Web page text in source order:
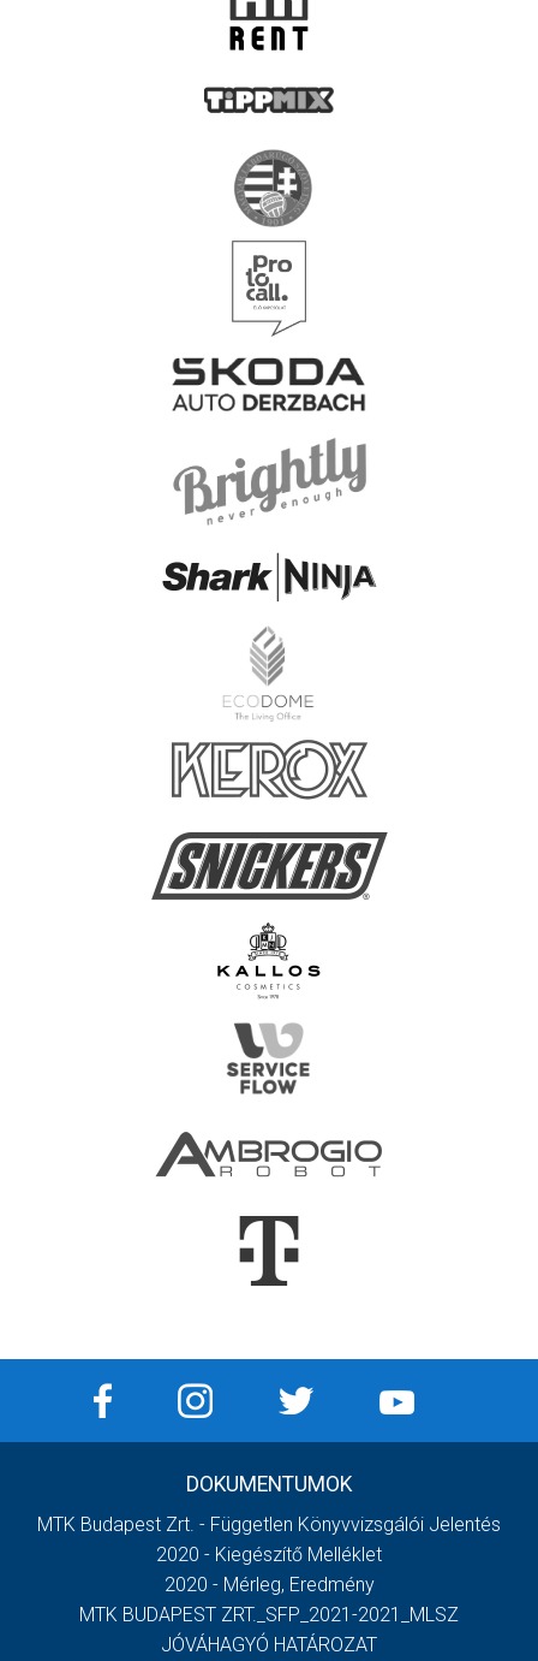
DOKUMENTUMOK
MTK Budapest Zrt. - Független Könyvvizsgálói Jelentés
2020 - Kiegészítő Melléklet
2020 - Mérleg, Eredmény
MTK BUDAPEST ZRT._SFP_2021-2021_MLSZ
JÓVÁHAGYÓ HATÁROZAT